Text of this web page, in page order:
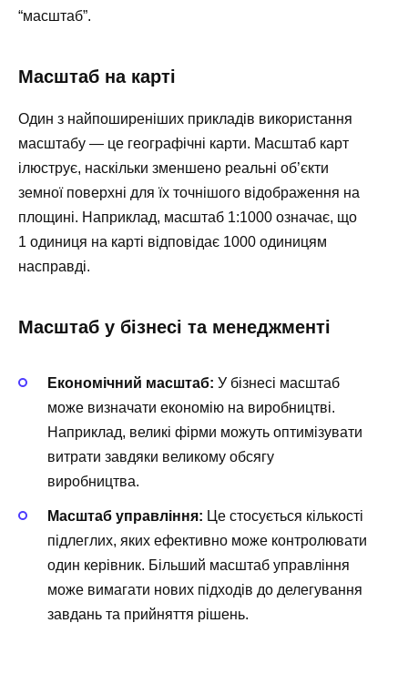
“масштаб”.
Масштаб на карті
Один з найпоширеніших прикладів використання
масштабу — це географічні карти. Масштаб карт
ілюструє, наскільки зменшено реальні об’єкти
земної поверхні для їх точнішого відображення на
площині. Наприклад, масштаб 1:1000 означає, що
1 одиниця на карті відповідає 1000 одиницям
насправді.
Масштаб у бізнесі та менеджменті
Економічний масштаб: У бізнесі масштаб
може визначати економію на виробництві.
Наприклад, великі фірми можуть оптимізувати
витрати завдяки великому обсягу
виробництва.
Масштаб управління: Це стосується кількості
підлеглих, яких ефективно може контролювати
один керівник. Більший масштаб управління
може вимагати нових підходів до делегування
завдань та прийняття рішень.